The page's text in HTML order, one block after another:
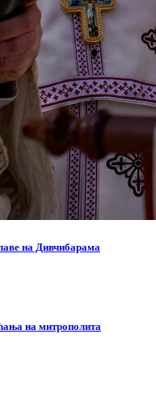
на Дивчибарама
на митрополита